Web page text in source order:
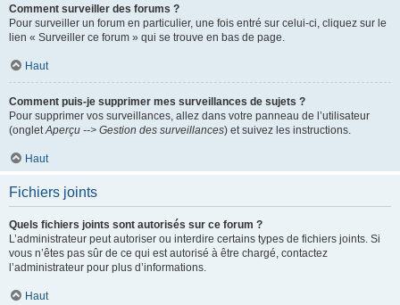
Comment surveiller des forums ?
Pour surveiller un forum en particulier, une fois entré sur celui-ci, cliquez sur le
lien « Surveiller ce forum » qui se trouve en bas de page.
Haut
Comment puis-je supprimer mes surveillances de sujets ?
Pour supprimer vos surveillances, allez dans votre panneau de l’utilisateur
(ongletAperçu --> Gestion des surveillances) et suivez les instructions.
Haut
Fichiers joints
Quels fichiers joints sont autorisés sur ce forum ?
L’administrateur peut autoriser ou interdire certains types de fichiers joints. Si
vous n’êtes pas sûr de ce qui est autorisé à être chargé, contactez
l’administrateur pour plus d’informations.
Haut